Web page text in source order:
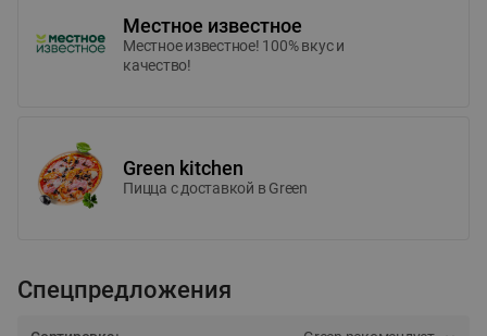
Местное известное
Местное известное! 100% вкус и
качество!
Green kitchen
Пицца c доставкой в Green
Спецпредложения